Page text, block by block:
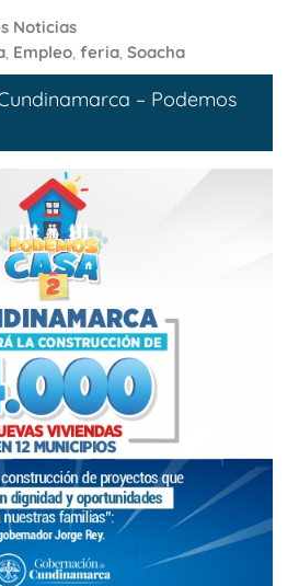
Noticias
, Empleo, feria, Soacha
– Podemos